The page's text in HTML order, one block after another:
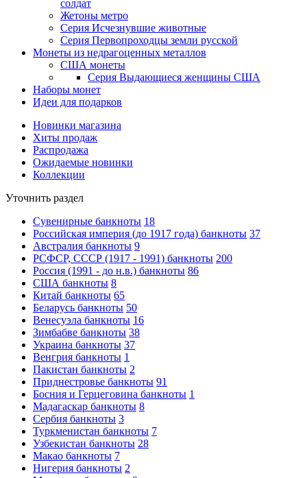
солдат
Жетоны метро
Серия Исчезнувшие животные
Серия Первопроходцы земли русской
Монеты из недрагоценных металлов
США монеты
Серия Выдающиеся женщины США
Наборы монет
Идеи для подарков
Новинки магазина
Хиты продаж
Распродажа
Ожидаемые новинки
Коллекции
Уточнить раздел
Сувенирные банкноты 18
Российская империя (до 1917 года) банкноты 37
Австралия банкноты 9
РСФСР, СССР (1917 - 1991) банкноты 200
Россия (1991 - до н.в.) банкноты 86
США банкноты 8
Китай банкноты 65
Беларусь банкноты 50
Венесуэла банкноты 16
Зимбабве банкноты 38
Украина банкноты 37
Венгрия банкноты 1
Пакистан банкноты 2
Приднестровье банкноты 91
Босния и Герцеговина банкноты 1
Мадагаскар банкноты 8
Сербия банкноты 3
Туркменистан банкноты 7
Узбекистан банкноты 28
Макао банкноты 7
Нигерия банкноты 2